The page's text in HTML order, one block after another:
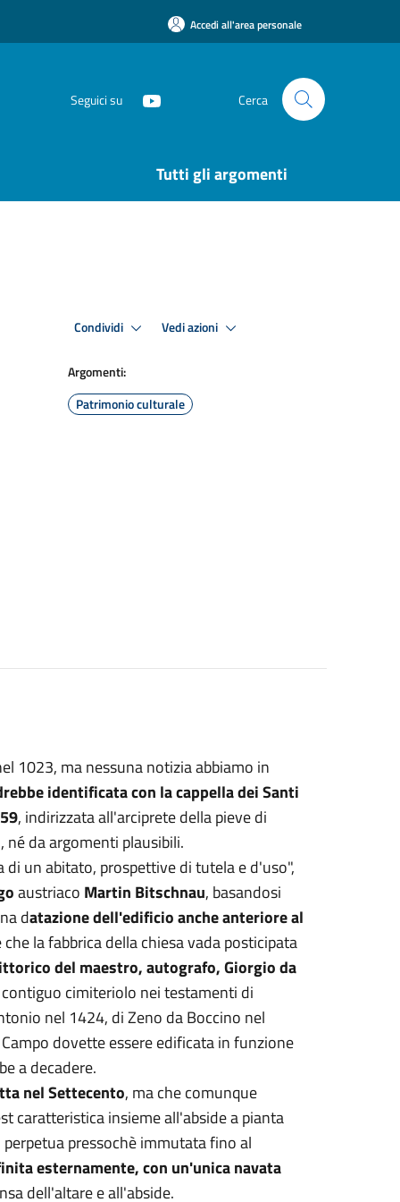
Accedi all'area personale
Seguici su Cerca
Tutti gli argomenti
Condividi Vedi azioni
Argomenti:
Patrimonio culturale
1023, ma nessuna notizia abbiamo in
identificata con la cappella dei Santi
, indirizzata all'arciprete della pieve di
da argomenti plausibili.
un abitato, prospettive di tutela e d'uso",
austriaco Martin Bitschnau, basandosi
datazione dell'edificio anche anteriore al
la fabbrica della chiesa vada posticipata
del maestro, autografo, Giorgio da
cimiteriolo nei testamenti di
nel 1424, di Zeno da Boccino nel
dovette essere edificata in funzione
a decadere.
nel Settecento, ma che comunque
caratteristica insieme all'abside a pianta
pressochè immutata fino al
esternamente, con un'unica navata
dell'altare e all'abside.